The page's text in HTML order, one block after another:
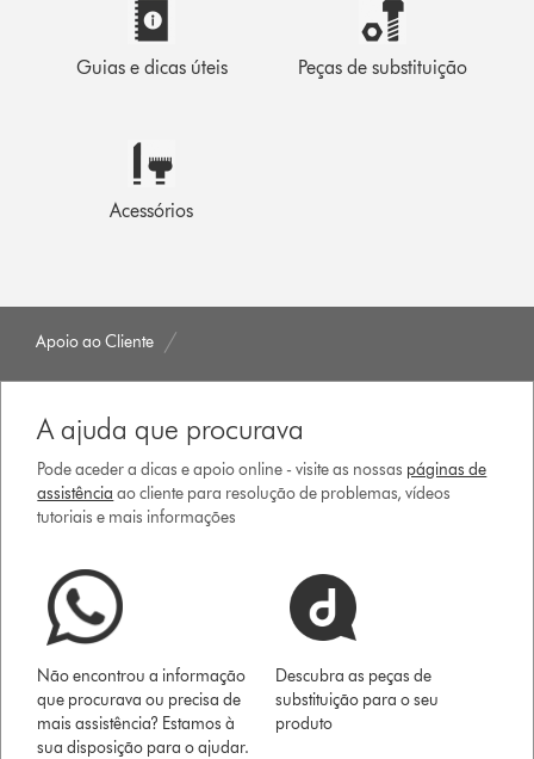
Guias e dicas úteis Peças de substituição
Acessórios
Apoio ao Cliente
A ajuda que procurava
Pode aceder a dicas e apoio online - visite as nossas páginas de
assistência ao cliente para resolução de problemas, vídeos
tutoriais e mais informações
Não encontrou a informação
que procurava ou precisa de
mais assistência? Estamos à
sua disposição para o ajudar.
Descubra as peças de
substituição para o seu
produto